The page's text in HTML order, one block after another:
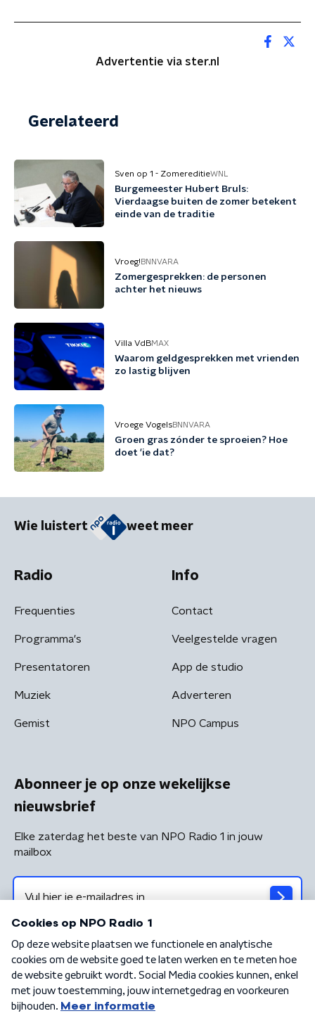
Advertentie via ster.nl
Gerelateerd
Sven op 1 - ZomereditieWNL
Burgemeester Hubert Bruls:
Vierdaagse buiten de zomer betekent
einde van de traditie
Vroeg! BNNVARA
Zomergesprekken: de personen
achter het nieuws
Villa VdBMAX
Waarom geldgesprekken met vrienden
zo lastig blijven
Vroege VogelsBNNVARA
Groen gras zónder te sproeien? Hoe
doet 'ie dat?
Wie luistert weet meer
Radio
Frequenties
Programma's
Presentatoren
Muziek
Gemist
Info
Contact
Veelgestelde vragen
App de studio
Adverteren
NPO Campus
Abonneer je op onze wekelijkse
nieuwsbrief
Elke zaterdag het beste van NPO Radio 1 in jouw
mailbox
Algemene voorwaarden